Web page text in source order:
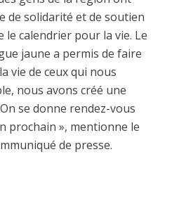
de solidarité et de soutien
calendrier pour la vie. Le
jaune a permis de faire
vie de ceux qui nous
nous avons créé une
se donne rendez-vous
prochain », mentionne le
de presse.